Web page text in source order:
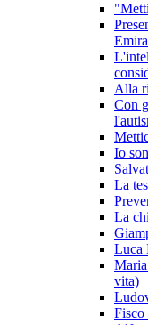
Alla
Con
Io
La
La
Luca
vita)
Fisco